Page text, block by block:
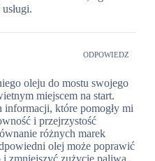
ODPOWIEDZ
oleju do mostu swojego
miejscem na start.
informacji, które pomogły mi
i przejrzystość
różnych marek
olej może poprawić